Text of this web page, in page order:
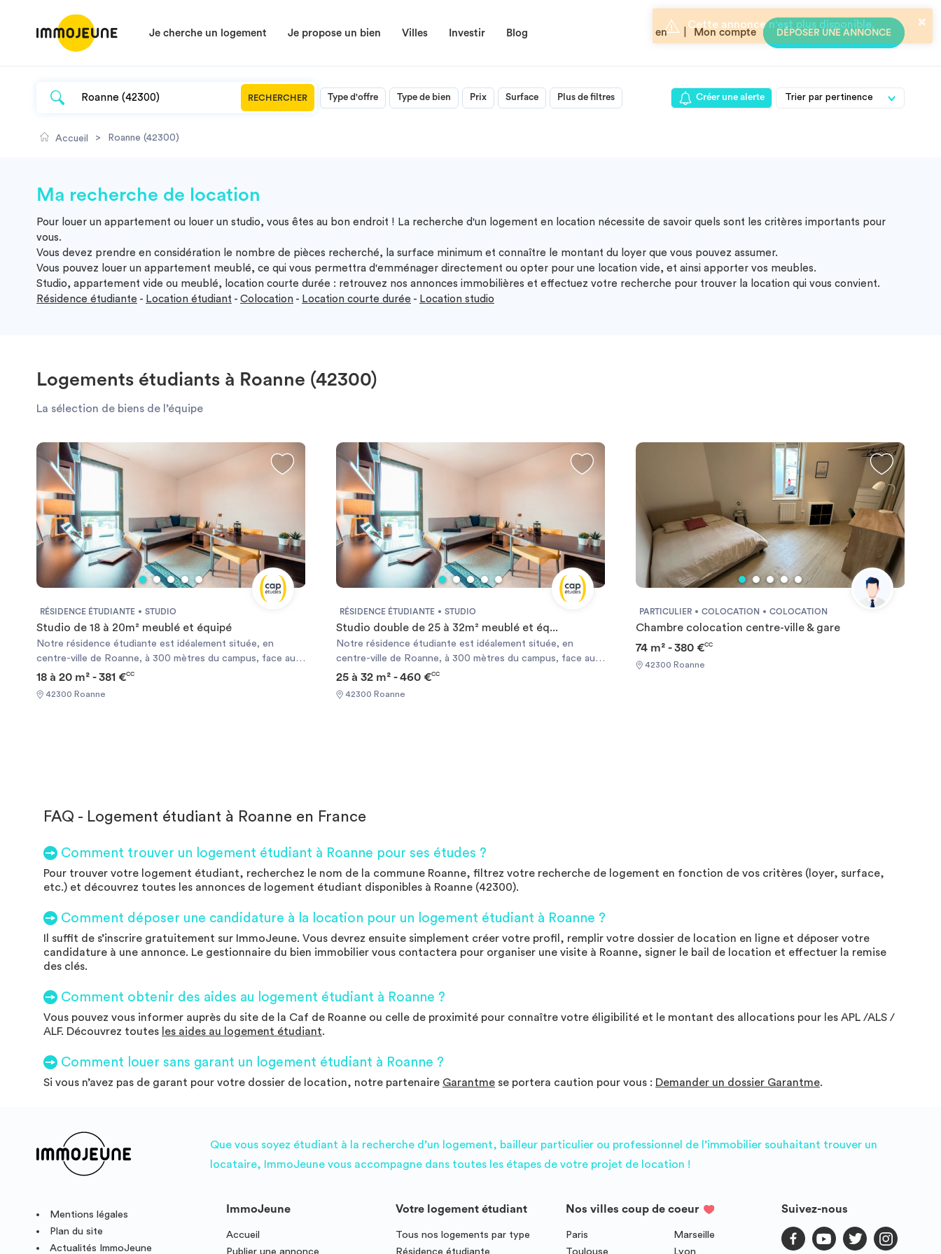
Je cherche un logement Je propose un bien Villes Investir Blog en | Mon compte DÉPOSER UNE ANNONCE
RECHERCHER Type d'offre Type de bien Prix Surface Plus de filtres Créer une alerte
Accueil > Roanne (42300)
Ma recherche de location
Pour louer un appartement ou louer un studio, vous êtes au bon endroit ! La recherche d'un logement en location nécessite de savoir quels sont les critères importants pour
vous.
Vous devez prendre en considération le nombre de pièces recherché, la surface minimum et connaître le montant du loyer que vous pouvez assumer.
Vous pouvez louer un appartement meublé, ce qui vous permettra d'emménager directement ou opter pour une location vide, et ainsi apporter vos meubles.
Studio, appartement vide ou meublé, location courte durée : retrouvez nos annonces immobilières et effectuez votre recherche pour trouver la location qui vous convient.
Résidence étudiante - Location étudiant - Colocation - Location courte durée - Location studio
Logements étudiants à Roanne (42300)
La sélection de biens de l’équipe
RÉSIDENCE ÉTUDIANTE STUDIO
Studio de 18 à 20m² meublé et équipé
Notre résidence étudiante est idéalement située, en
centre-ville de Roanne, à 300 mètres du campus, face au
restaurant universitaire, proche des commerces et des
transports en commun. Cette résidence meublée vous
offre tous les avantages de logements étudiants modernes
de la résidence.
18 à 20 m² - 381 €CC
42300 Roanne
RÉSIDENCE ÉTUDIANTE STUDIO
Studio double de 25 à 32m² meublé et éq...
Notre résidence étudiante est idéalement située, en
centre-ville de Roanne, à 300 mètres du campus, face au
restaurant universitaire, proche des commerces et des
transports en commun. Cette résidence meublée vous
offre tous les avantages de logements étudiants modernes
de la résidence.
25 à 32 m² - 460 €CC
42300 Roanne
PARTICULIER COLOCATION COLOCATION
Chambre colocation centre-ville & gare
74 m² - 380 €CC
42300 Roanne
FAQ - Logement étudiant à Roanne en France
Comment trouver un logement étudiant à Roanne pour ses études ?
Pour trouver votre logement étudiant, recherchez le nom de la commune Roanne, filtrez votre recherche de logement en fonction de vos critères (loyer, surface,
etc.) et découvrez toutes les annonces de logement étudiant disponibles à Roanne (42300).
Comment déposer une candidature à la location pour un logement étudiant à Roanne ?
Il suffit de s’inscrire gratuitement sur ImmoJeune. Vous devrez ensuite simplement créer votre profil, remplir votre dossier de location en ligne et déposer votre
candidature à une annonce. Le gestionnaire du bien immobilier vous contactera pour organiser une visite à Roanne, signer le bail de location et effectuer la remise
des clés.
Comment obtenir des aides au logement étudiant à Roanne ?
Vous pouvez vous informer auprès du site de la Caf de Roanne ou celle de proximité pour connaître votre éligibilité et le montant des allocations pour les APL /ALS /
ALF. Découvrez toutes les aides au logement étudiant.
Comment louer sans garant un logement étudiant à Roanne ?
Si vous n’avez pas de garant pour votre dossier de location, notre partenaire Garantme se portera caution pour vous : Demander un dossier Garantme.
Que vous soyez étudiant à la recherche d’un logement, bailleur particulier ou professionnel de l’immobilier souhaitant trouver un
locataire, ImmoJeune vous accompagne dans toutes les étapes de votre projet de location !
Mentions légales
Plan du site
Actualités ImmoJeune
ImmoJeune
Accueil
Publier une annonce
Votre logement étudiant
Tous nos logements par type
Résidence étudiante
Nos villes coup de coeur
Paris
Marseille
Toulouse
Lyon
Suivez-nous